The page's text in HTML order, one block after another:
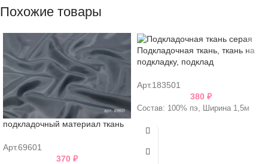
Похожие товары
подкладочный материал ткань
Арт.69601
370 ₽
Подкладочная ткань, ткань на
подкладку, подклад
Арт.183501
380 ₽
Состав: 100% пэ, Ширина 1,5м